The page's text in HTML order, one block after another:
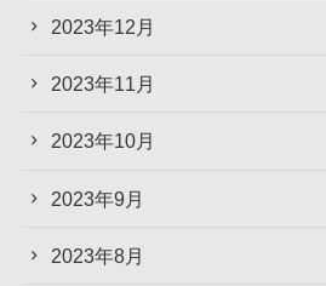
2023年12月
2023年11月
2023年10月
2023年9月
2023年8月